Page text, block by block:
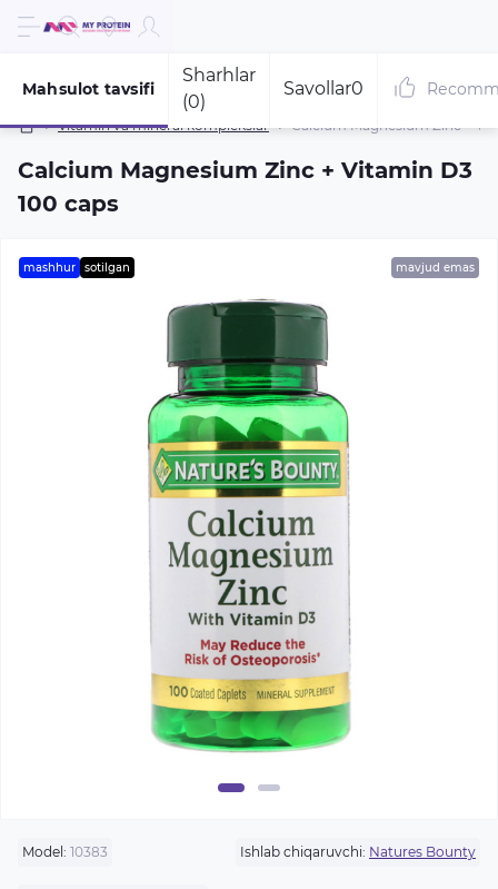
Vitamin va mineral komplekslar Calcium Magnesium Zinc +
Calcium Magnesium Zinc + Vitamin D3
100 caps
Mahsulot tavsifi
Sharhlar
(0)
Savollar0
mashhur sotilgan mavjud emas
Model: 10383 Ishlab chiqaruvchi: Natures Bounty